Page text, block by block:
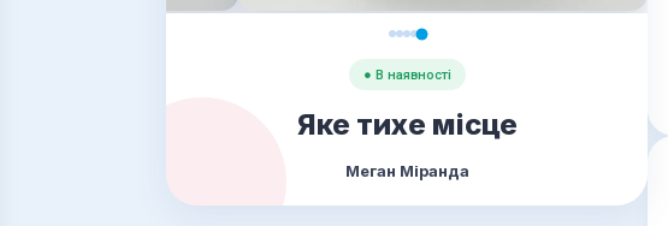
● В наявності
Яке тихе місце
Меган Міранда